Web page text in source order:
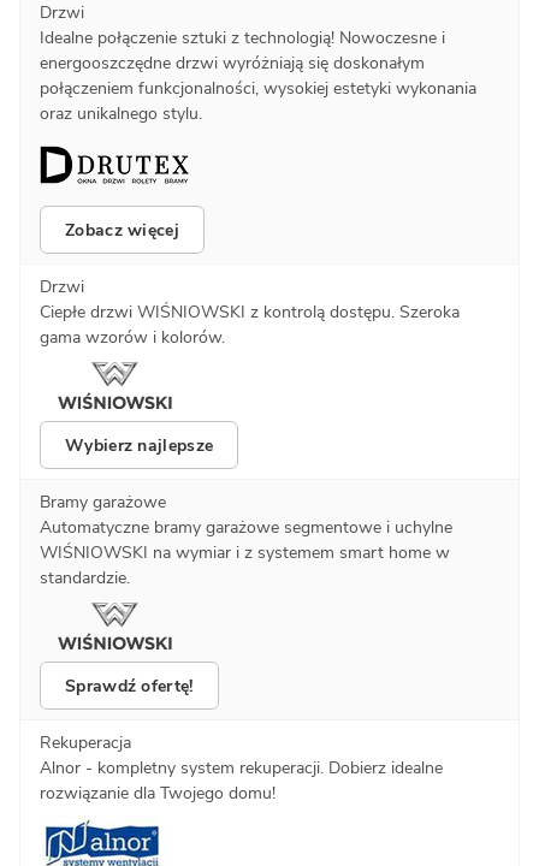
Drzwi
Idealne połączenie sztuki z technologią! Nowoczesne i
energooszczędne drzwi wyróżniają się doskonałym
połączeniem funkcjonalności, wysokiej estetyki wykonania
oraz unikalnego stylu.
Zobacz więcej
Drzwi
Ciepłe drzwi WIŚNIOWSKI z kontrolą dostępu. Szeroka
gama wzorów i kolorów.
Wybierz najlepsze
Bramy garażowe
Automatyczne bramy garażowe segmentowe i uchylne
WIŚNIOWSKI na wymiar i z systemem smart home w
standardzie.
Sprawdź ofertę!
Rekuperacja
Alnor - kompletny system rekuperacji. Dobierz idealne
rozwiązanie dla Twojego domu!